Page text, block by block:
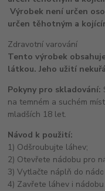
Výrobek není určen
určen těhotným a
Zdravotní varování
Tento výrobek
látkou. Jeho užití
Pokyny pro skladování:
na temném a suchém
mladších 18 let.
Návod k použití:
1) Odšroubujte láhev;
2) Otevřete nádobu pro
3) Vytlačte náplň do
4) Zavřete láhev i nádobu.